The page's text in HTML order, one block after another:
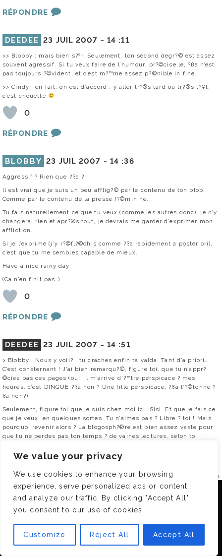
We value your privacy
We use cookies to enhance your browsing
experience, serve personalized ads or content,
and analyze our traffic. By clicking "Accept All",
you consent to our use of cookies.
Customize Reject All Accept All
RÉPONDRE
DEEDEE 23 JUIL 2007 - 14 :11
>> Blobby : mais bien s?ªr. Seulement, ton second degr?© est assez
souvent agressif. Si tu veux faire de l’humour, pr?©cise le, ?ßa n’est
pas toujours ?©vident, et c’est m?™me assez p?©nible in fine.
>> Cindy : en fait, on est d’accord : y aller tr?®s tard ou tr?®s t?¥t,
c’est chouette
0
RÉPONDRE
BLOBBY 23 JUIL 2007 - 14 :36
Aggressif ? Rien que ?ßa ?
Il est vrai que je suis un peu afflig?© par le contenu de ton blob.
Comme par le contenu de la presse f?©minine.
Tu fais naturellement ce que tu veux (comme les autres donc), je n’y
changerai rien et apr?®s tout, je devrais me garder d’exprimer mon
affliction.
Si je l’exprime (j’y r?©fl?©chis comme ?ßa rapidement a posteriori),
c’est que tu me sembles capable de mieux.
Have a nice rainy day.
(Ca n’en finit pas…)
0
RÉPONDRE
DEEDEE 23 JUIL 2007 - 14 :51
> Blobby : Nous y voil? , tu craches enfin ta valda. Tant d’a priori…
C’est consternant ! J’ai bien remarqu?©, figure toi, que tu n’appr?
©cies pas ces pages (oui, il m’arrive d’?™tre perspicace ? mes
heures, c’est DINGUE ?ßa non ? Une fille perspicace, ?ßa t’?©tonne ?
ßa non?)
Seulement, figure toi que je suis chez moi ici. Sisi. Et que je fais ce
que je veux, en quelques sortes. Tu n’aimes pas ? Libre ? toi ! Mais
pourquoi revenir alors ? La blogosph?®re est bien assez vaste pour
que tu ne perdes pas ton temps ? de vaines lectures, selon toi.
tu, toi, pour t’?©riger en grand manitou du Bien et du Pas bien, de
de faire du « magazine f?©minine », c’est un peu mon probl?®me, tu
ne crois pas ? Je pr?©f?®re qui plus est donner dans ce genre que
dans des ?©lucubrations esot?©rico st?©riles sur la politique, la
soci?©t?© de consommation ou que sais je encore. Figure toi que
j’estime que la vie est d?©j? bien assez chiante et porteuse de gal?
d?©range absolument pas, mais en plus libre ? toi encore une fois
de voguer vers d’autres horizons.
Nous utilisons des cookies pour vous garantir la meilleure
expérience sur notre site. Si vous continuez à utiliser ce
dernier, nous considérerons que vous acceptez l'utilisation des
cookies.
OK